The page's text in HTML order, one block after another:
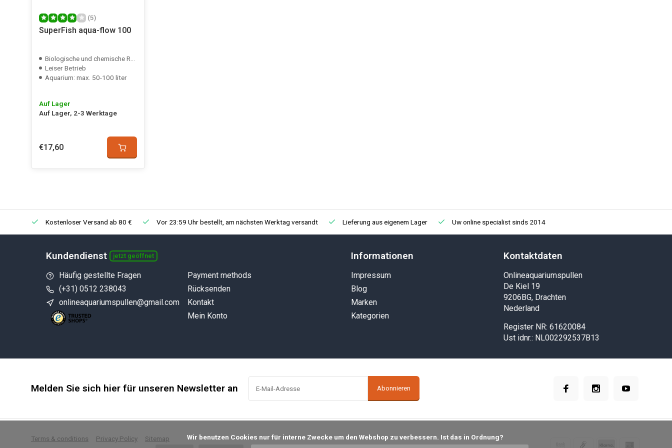
(5)
SuperFish aqua-flow 100
Biologische und chemische Reinigung
Leiser Betrieb
Aquarium: max. 50-100 liter
Auf Lager
Auf Lager, 2-3 Werktage
€17,60
Kostenloser Versand ab 80 € Vor 23:59 Uhr bestellt, am nächsten Werktag versandt Lieferung aus eigenem Lager Uw online specialist sinds 2014
Kundendienst jetzt geöffnet
Häufig gestellte Fragen
(+31) 0512 238043
onlineaquariumspullen@gmail.com
Payment methods
Rücksenden
Kontakt
Mein Konto
Informationen
Impressum
Blog
Marken
Kategorien
Kontaktdaten
Onlineaquariumspullen
De Kiel 19
9206BG, Drachten
Nederland
Register NR: 61620084
Ust idnr.: NL002292537B13
Melden Sie sich hier für unseren Newsletter an Abonnieren
Terms & conditions Privacy Policy
Sitemap
            Wir benutzen Cookies nur für interne Zwecke um den Webshop zu verbessern. Ist das in Ordnung?